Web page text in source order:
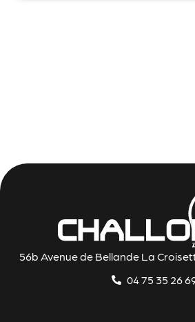
56b Avenue de Bellande La
04 75 35 26